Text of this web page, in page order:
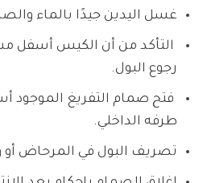
غسل اليدين جيدًا بالماء
التأكد من أن الكيس أسفل
رجوع البول.
فتح صمام التفريغ
طرفه الداخلي.
تصريف البول في المرحاض